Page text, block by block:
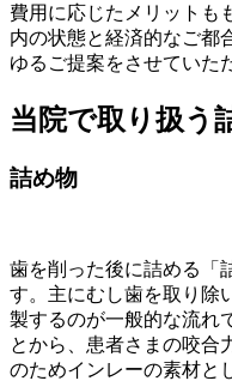
費用に応じたメリットも
内の状態と経済的なご都
ゆるご提案をさせていた
当院で取り扱う
詰め物
歯を削った後に詰める「
す。主にむし歯を取り除
製するのが一般的な流れ
とから、患者さまの咬合
のためインレーの素材と